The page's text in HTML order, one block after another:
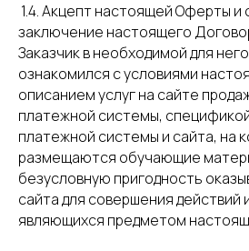
1.4. Акцепт настоящей Оферты и
заключение настоящего
Заказчик в необходимой для
ознакомился с условиями
описанием услуг на сайте
платежной системы,
платежной системы и сайта, на
размещаются обучающие
безусловную пригодность
сайта для совершения действий
являющихся предметом